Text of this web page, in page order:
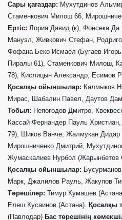
Сары қағаздар: Мухутдинов
Стаменкович Милош 66,
Ертіс: Лория Давид (к), Фонсека Да
Мануэл, Живкович Стефан,
Фофана Беко Исмаел (Бугаев
Пиралы 61), Стаменкович Милош,
78), Кислицын Александр, Есимов
Қосалқы ойыншылар: Калмыков
Мирас, Шабалин Павел, Даутов
Тобыл: Непогодов Дмитро,
Кассай Фернандер Пауль
79), Шиков Ванче, Жалмукан Дидар
Мирошниченко Дмитрий,
Жумаскалиев Нурбол (Жарынбетов
Қосалқы ойыншылар:
Марк, Джалилов Рауль, Жакупов
Төрешілер: Тимур Кумашев
Елеш Кусаинов (Астана). Қосалқы
(Павлодар) Бас төрешінің